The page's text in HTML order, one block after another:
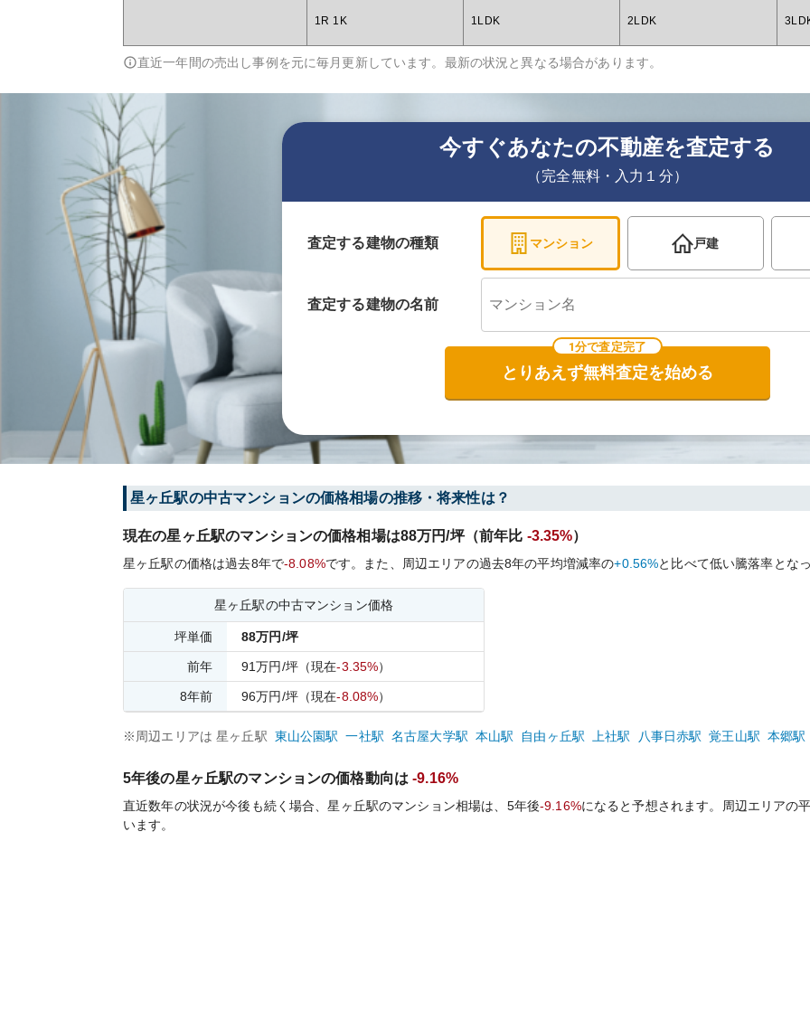
1R 1K 1LDK 2LDK
直近一年間の売出し事例を元に毎月更新しています。最新の状況と異なる場合があります。
今すぐあなたの不動産を査定する
（完全無料・入力１分）
査定する建物の種類 マンション 戸建
査定する建物の名前
1分で査定完了
とりあえず無料査定を始める
星ヶ丘駅の中古マンションの価格相場の推移・将来性は？
現在の星ヶ丘駅のマンションの価格相場は88万円/坪（前年比 -3.35%）
星ヶ丘駅の価格は過去8年で-8.08%です。 また、周辺エリアの過去8年の平均増減率の+0.56%と比べて低い騰落率とな
星ヶ丘駅の中古マンション価格
坪単価 88万円/坪
前年 91万円/坪（現在-3.35%）
8年前 96万円/坪（現在-8.08%）
※周辺エリアは 星ヶ丘駅 東山公園駅 一社駅 名古屋大学駅 本山駅 自由ヶ丘駅 上社駅 八事日赤駅 覚王山駅 本郷駅
5年後の星ヶ丘駅のマンションの価格動向は -9.16%
直近数年の状況が今後も続く場合、星ヶ丘駅のマンション相場は、5年後-9.16%になると予想されます。周辺エリアの
います。